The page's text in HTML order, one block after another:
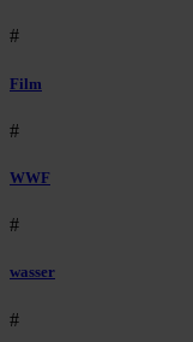
#
Film
#
WWF
#
wasser
#